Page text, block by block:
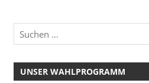
UNSER WAHLPROGRAMM